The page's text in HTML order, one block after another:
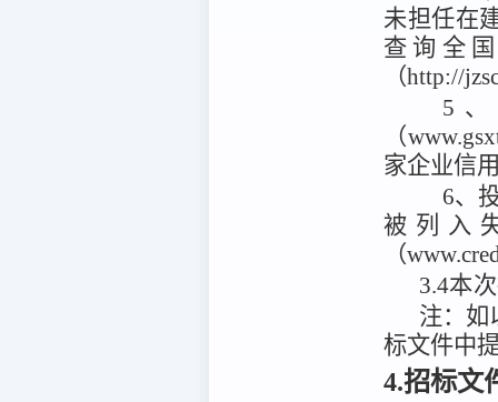
未担任在
查询全
（http://
5
（
家企业信
6、
被列入
（
3.4本
注： 如
标文件中
4.招标文